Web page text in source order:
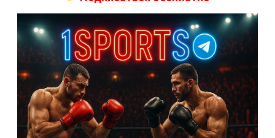
По буквам Я ебал твою толстенькую мамашу
Аноним Расписание боев UFC
Соси чл.ен немощь, твою мамку в кино водил
АнонимнокДоминик Круз — Деметриус Джонсон
Спасибо что выложили этот супер техничный бой
АнонимнокUFC 324 прямая трансляция